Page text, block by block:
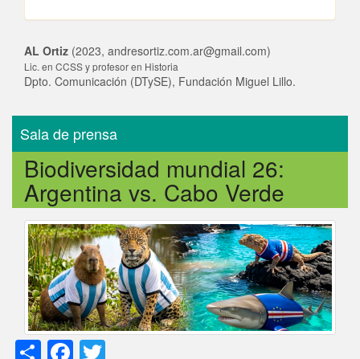
AL Ortiz (2023, andresortiz.com.ar@gmail.com)
Lic. en CCSS y profesor en Historia
Dpto. Comunicación (DTySE), Fundación Miguel Lillo.
Sala de prensa
Biodiversidad mundial 26:
Argentina vs. Cabo Verde
ShareFacebook